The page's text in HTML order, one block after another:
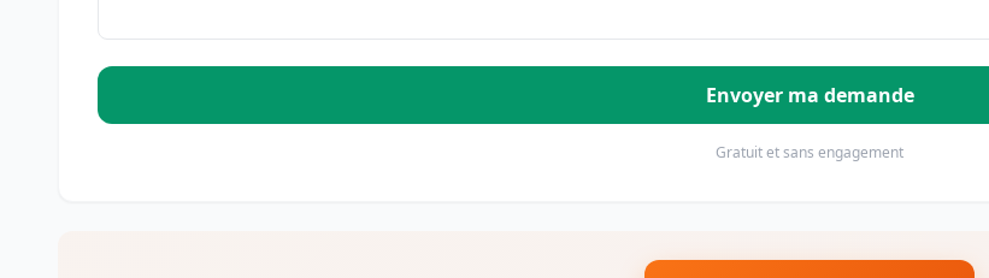
Envoyer ma demande
Gratuit et sans engagement